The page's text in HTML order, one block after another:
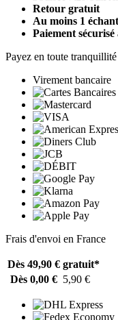
Retour gratuit
Au moins 1
Paiement sécurisé
Payez en toute
Virement bancaire
Frais d'envoi en France
Dès 49,90 € gratuit*
Dès 0,00 € 5,90 €